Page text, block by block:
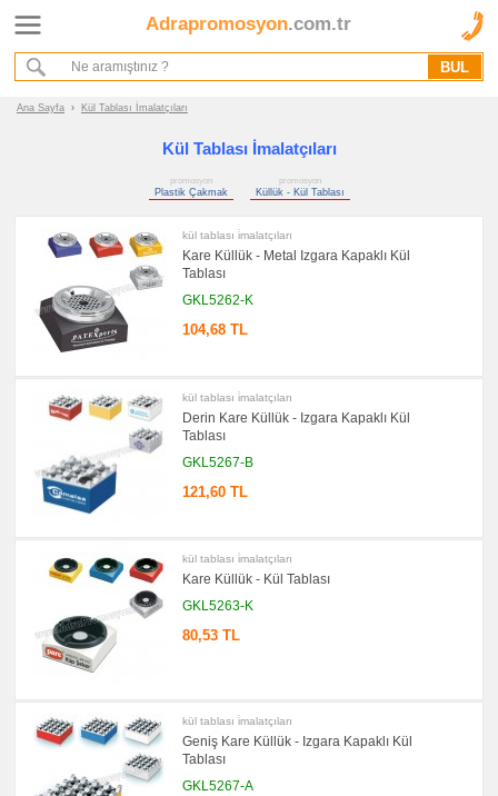
Adrapromosyon.com.tr
Ana Sayfa › Kül Tablası İmalatçıları
Kül Tablası İmalatçıları
promosyon
Plastik Çakmak
promosyon
Küllük - Kül Tablası
kül tablası i̇malatçıları
Kare Küllük - Metal Izgara Kapaklı Kül
Tablası
GKL5262-K
104,68 TL
kül tablası i̇malatçıları
Derin Kare Küllük - Izgara Kapaklı Kül
Tablası
GKL5267-B
121,60 TL
kül tablası i̇malatçıları
Kare Küllük - Kül Tablası
GKL5263-K
80,53 TL
kül tablası i̇malatçıları
Geniş Kare Küllük - Izgara Kapaklı Kül
Tablası
GKL5267-A
Ana Sayfa
Hakkımızda
Kurumsal Hizmet Akışımız
promosyon
Küllük
promosyon
Plastik
Çakmak
-
Kül
promosyon
Tüm
Ürünleri
Gör
→
&
Organizer
Matara
&
Termos
&
Geri
Dönüşümlü
Ürünler
promosyon
Anahtarlık